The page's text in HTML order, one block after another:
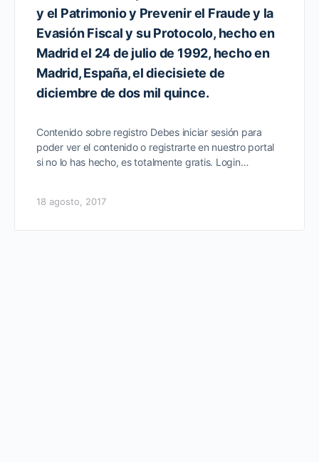
y el Patrimonio y Prevenir el Fraude y la
Evasión Fiscal y su Protocolo, hecho en
Madrid el 24 de julio de 1992, hecho en
Madrid, España, el diecisiete de
diciembre de dos mil quince.
Contenido sobre registro Debes iniciar sesión para
poder ver el contenido o registrarte en nuestro portal
si no lo has hecho, es totalmente gratis. Login…
18 agosto, 2017